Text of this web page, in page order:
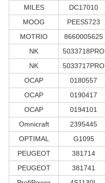
MILES
DC17010
MOOG
PEES5723
MOTRIO
8660005625
NK
5033718PRO
NK
5033717PRO
OCAP
0180557
OCAP
0190417
OCAP
0194101
Omnicraft
2395445
OPTIMAL
G1095
PEUGEOT
381714
PEUGEOT
381741